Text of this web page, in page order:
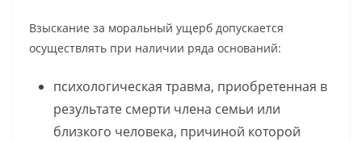
Взыскание за моральный ущерб допускается
осуществлять при наличии ряда оснований:
психологическая травма, приобретенная в
результате смерти члена семьи или
близкого человека, причиной которой